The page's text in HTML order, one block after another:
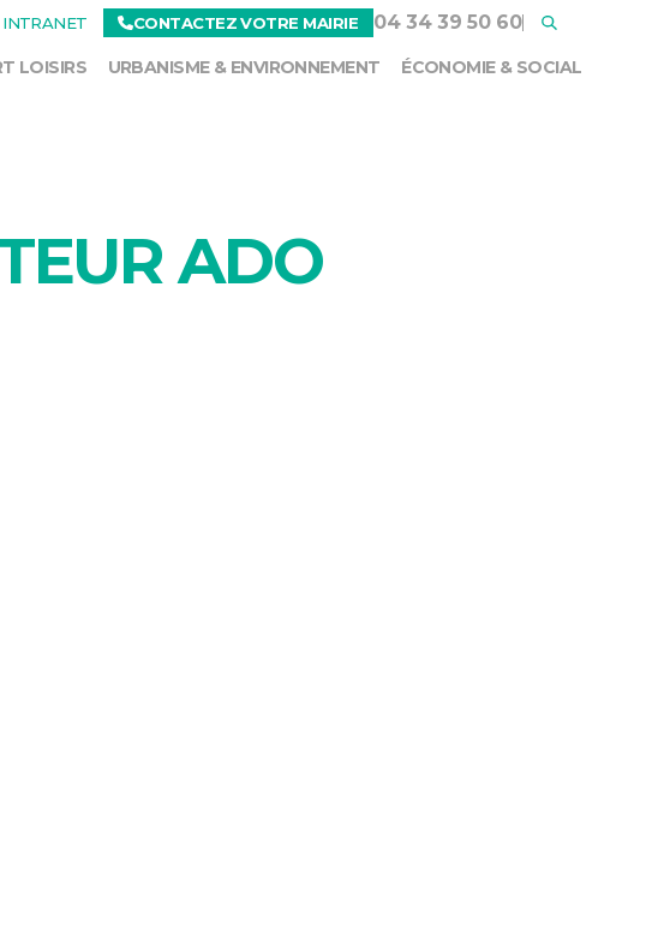
LOISIRS URBANISME & ENVIRONNEMENT ÉCONOMIE & SOCIAL
INTRANET CONTACTEZ VOTRE MAIRIE 04 34 39 50 60
ADO